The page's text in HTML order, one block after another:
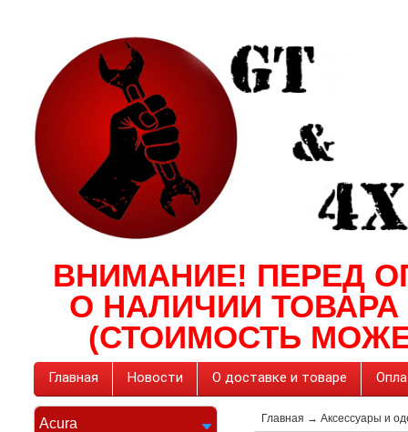
ВНИМАНИЕ! ПЕРЕД
О НАЛИЧИИ
(СТОИМОСТЬ
Главная Новости О доставке и товаре
Acura Главная → Аксессуары и